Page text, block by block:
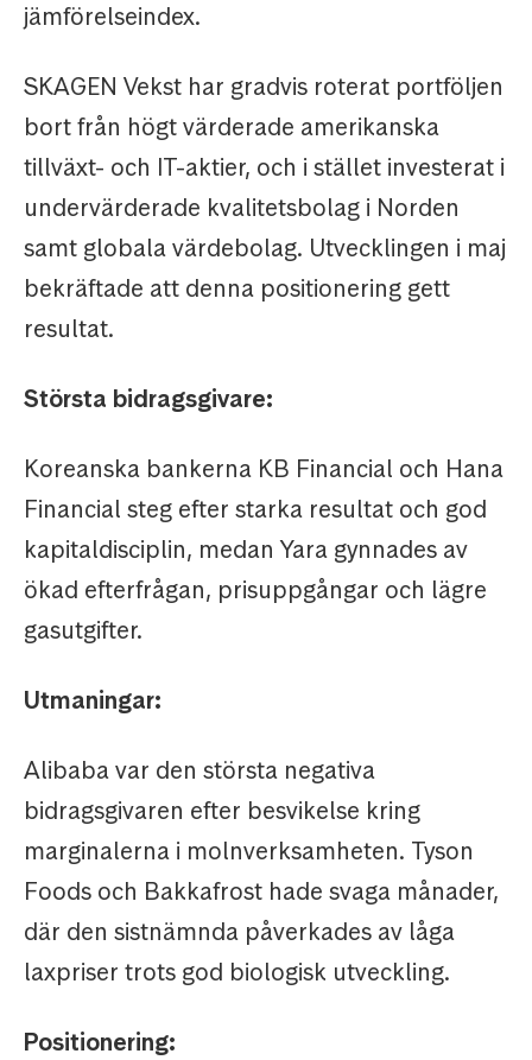
jämförelseindex.
SKAGEN Vekst har gradvis roterat portföljen
bort från högt värderade amerikanska
tillväxt- och IT-aktier, och i stället investerat i
undervärderade kvalitetsbolag i Norden
samt globala värdebolag. Utvecklingen i maj
bekräftade att denna positionering gett
resultat.
Största bidragsgivare:
Koreanska bankerna KB Financial och Hana
Financial steg efter starka resultat och god
kapitaldisciplin, medan Yara gynnades av
ökad efterfrågan, prisuppgångar och lägre
gasutgifter.
Utmaningar:
Alibaba var den största negativa
bidragsgivaren efter besvikelse kring
marginalerna i molnverksamheten. Tyson
Foods och Bakkafrost hade svaga månader,
där den sistnämnda påverkades av låga
laxpriser trots god biologisk utveckling.
Positionering: